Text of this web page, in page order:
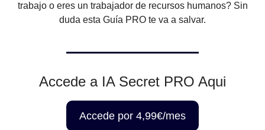
trabajo o eres un trabajador de recursos humanos? Sin
duda esta Guía PRO te va a salvar.
Accede a IA Secret PRO Aqui
Accede por 4,99€/mes